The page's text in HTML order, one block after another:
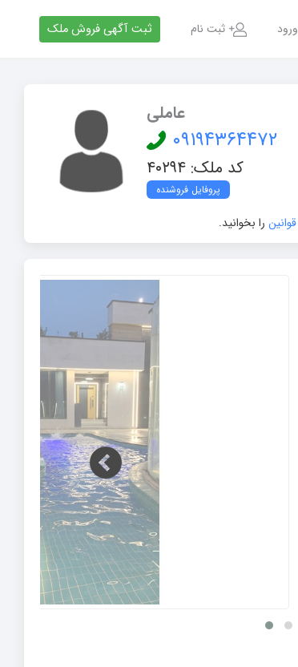
ورود ثبت نام ثبت آگهی فروش ملک
عاملی
۰۹۱۹۴۳۶۴۴۷۲
کد ملک: ۴۰۲۹۴
پروفایل فروشنده
قوانین را بخوانید.